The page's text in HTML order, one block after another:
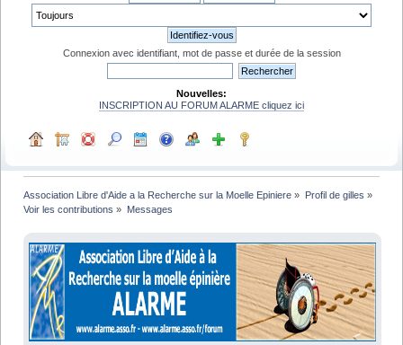
Connexion avec identifiant, mot de passe et durée de la session
Nouvelles:
INSCRIPTION AU FORUM ALARME cliquez ici
Association Libre d'Aide a la Recherche sur la Moelle Epiniere » Profil de gilles »
Voir les contributions » Messages